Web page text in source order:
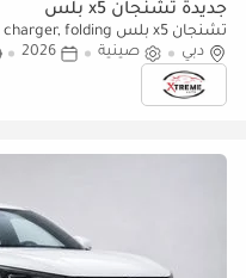
جديدة تشنجان x5 بلس
mirror, radar, origianl tailgate
دبي صينية 2026